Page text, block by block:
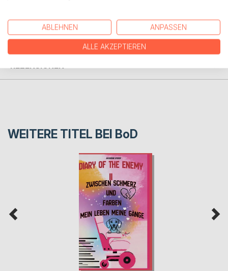
PRESSESTIMMEN
WEITERE TITEL BEI BoD
ABLEHNEN ANPASSEN
ALLE AKZEPTIEREN